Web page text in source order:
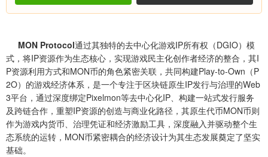
MON Protocol通过其独特的去中心化游戏IP所有权（DGIO）模
式，将IP资源作为生态核心，实现游戏民主化创作者经济的整合，其I
P资源利用方式和MON币的角色紧密关联，共同构建Play-to-Own（P
2O）的游戏经济体系，是一个专注于区块链原生IP发行与治理的Web
3平台，通过深度绑定Pixelmon等去中心化IP、构建一站式发行服务
及跨链合作，重塑IP资源的创造与商业化路径，其原生代币MON币则
作为游戏内货币、治理凭证和经济激励工具，深度融入并驱动整个生
态系统的运转，MON币紧密耦合的经济设计为其生态发展奠定了坚实
基础。